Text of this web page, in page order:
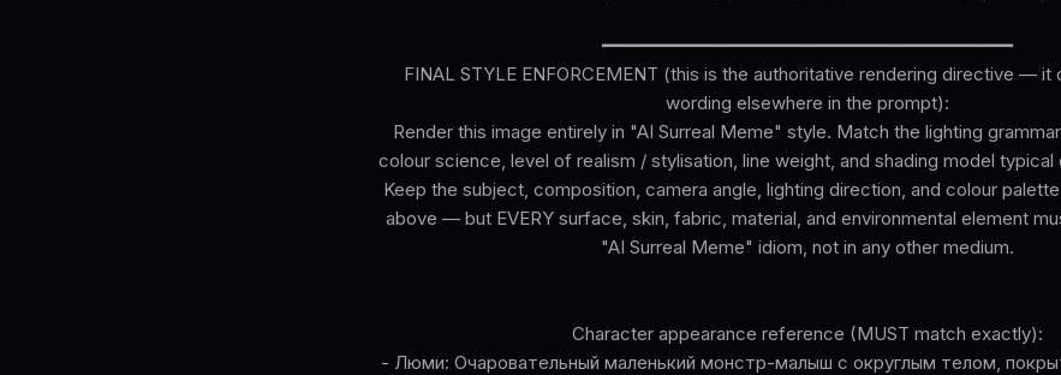
━━━━━━━━━━━━━━━━━━━━━━━━━━━━━━━━━━━━━━
FINAL STYLE ENFORCEMENT (this is the authoritative rendering directive — it
wording elsewhere in the prompt):
Render this image entirely in "AI Surreal Meme" style. Match the lighting
colour science, level of realism / stylisation, line weight, and shading model typical
Keep the subject, composition, camera angle, lighting direction, and colour
above — but EVERY surface, skin, fabric, material, and environmental element
"AI Surreal Meme" idiom, not in any other medium.
Character appearance reference (MUST match exactly):
- Люми: Очаровательный маленький монстр-малыш с округлым телом,